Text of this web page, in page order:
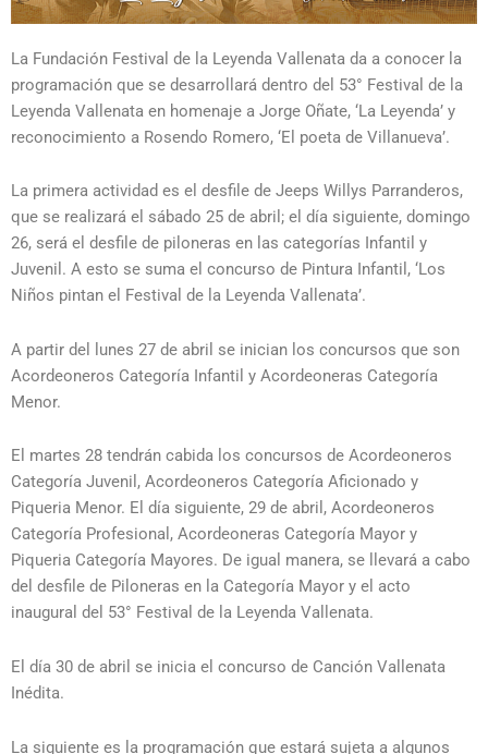
La Fundación Festival de la Leyenda Vallenata da a conocer la
programación que se desarrollará dentro del 53° Festival de la
Leyenda Vallenata en homenaje a Jorge Oñate, ‘La Leyenda’ y
reconocimiento a Rosendo Romero, ‘El poeta de Villanueva’.
La primera actividad es el desfile de Jeeps Willys Parranderos,
que se realizará el sábado 25 de abril; el día siguiente, domingo
26, será el desfile de piloneras en las categorías Infantil y
Juvenil. A esto se suma el concurso de Pintura Infantil, ‘Los
Niños pintan el Festival de la Leyenda Vallenata’.
A partir del lunes 27 de abril se inician los concursos que son
Acordeoneros Categoría Infantil y Acordeoneras Categoría
Menor.
El martes 28 tendrán cabida los concursos de Acordeoneros
Categoría Juvenil, Acordeoneros Categoría Aficionado y
Piqueria Menor. El día siguiente, 29 de abril, Acordeoneros
Categoría Profesional, Acordeoneras Categoría Mayor y
Piqueria Categoría Mayores. De igual manera, se llevará a cabo
del desfile de Piloneras en la Categoría Mayor y el acto
inaugural del 53° Festival de la Leyenda Vallenata.
El día 30 de abril se inicia el concurso de Canción Vallenata
Inédita.
La siguiente es la programación que estará sujeta a algunos